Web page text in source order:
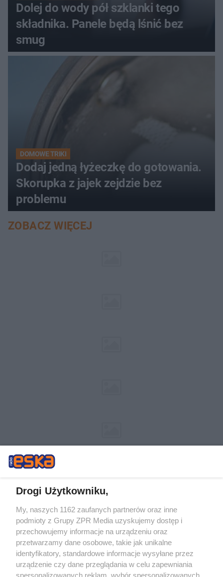
Dolej do wody pół szklanki tego
składnika. Panele będą lśnić bez
smug
DOMOWE TRIKI
Dodaj jedną łyżeczkę do gotowania.
Skorupka z jajek zejdzie bez
problemu
ZOBACZ WIĘCEJ
Żaden utwór zamieszczony w serwisie nie może być powielany i
rozpowszechniany lub dalej rozpowszechniany w jakikolwiek sposób (w
tym także elektroniczny lub mechaniczny) na jakimkolwiek polu
eksploatacji w jakiejkolwiek formie, włącznie z umieszczaniem w
Internecie bez pisemnej zgody właściciela praw. Jakiekolwiek użycie lub
wykorzystanie utworów w całości lub w części z naruszeniem prawa,
tzn. bez właściwej zgody, jest zabronione pod groźbą kary i może być
ścigane prawnie.
Drogi Użytkowniku,
My, naszych 1162 zaufanych partnerów oraz inne
podmioty z Grupy ZPR Media uzyskujemy dostęp i
przechowujemy informacje na urządzeniu oraz
przetwarzamy dane osobowe, takie jak unikalne
identyfikatory, standardowe informacje wysyłane przez
urządzenie czy dane przeglądania w celu zapewniania
spersonalizowanych reklam, wybór spersonalizowanych